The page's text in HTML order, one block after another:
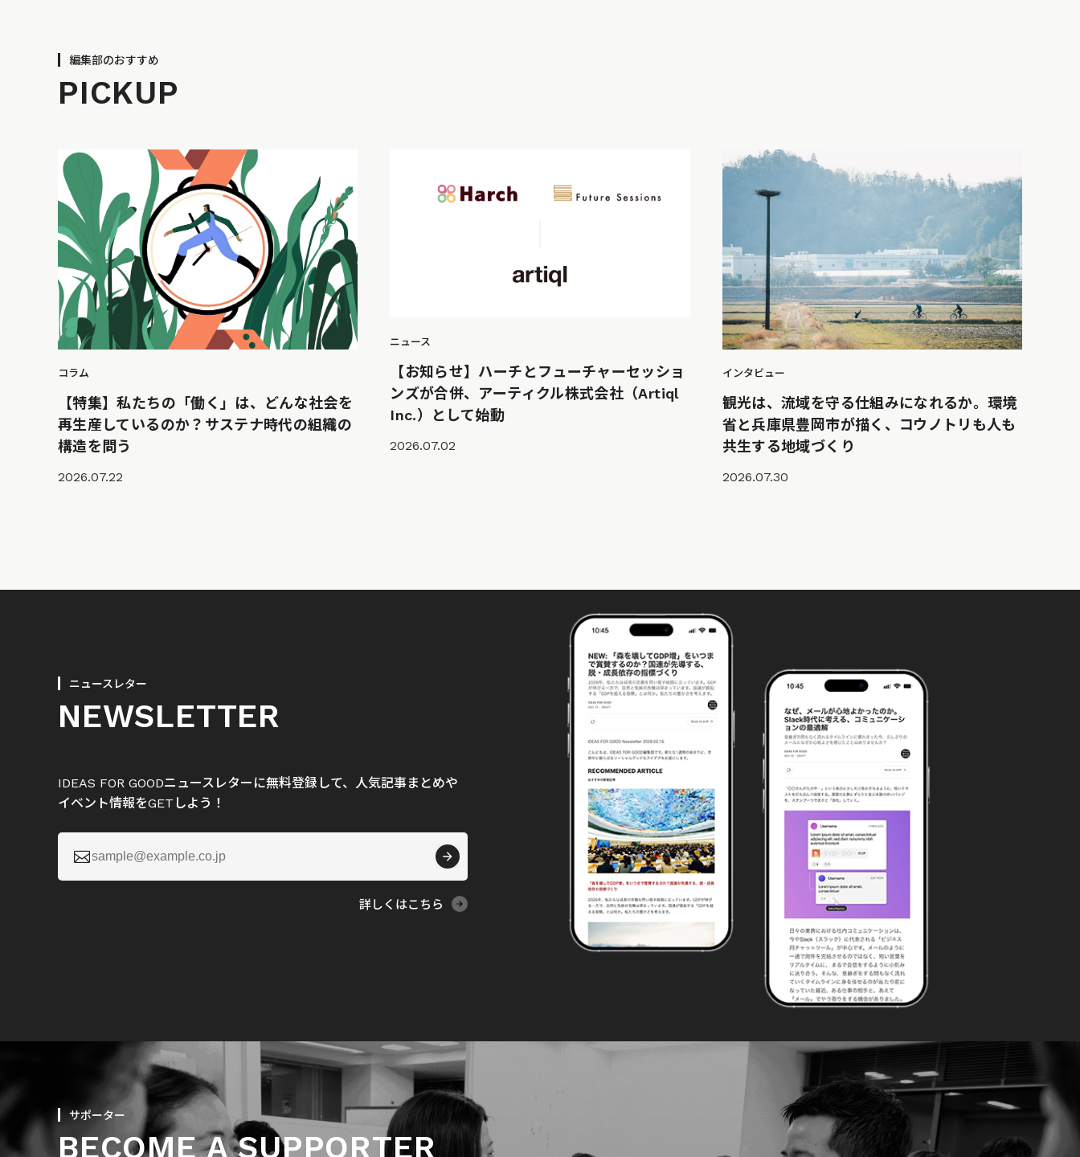
編集部のおすすめ
PICKUP
コラム
【特集】私たちの「働く」は、どんな社会を
再生産しているのか？サステナ時代の組織の
構造を問う
2026.07.22
ニュース
【お知らせ】ハーチとフューチャーセッショ
ンズが合併、アーティクル株式会社（Artiql
Inc.）として始動
2026.07.02
インタビュー
観光は、流域を守る仕組みになれるか。環境
省と兵庫県豊岡市が描く、コウノトリも人も
共生する地域づくり
2026.07.30
ニュースレター
NEWSLETTER
IDEAS FOR GOODニュースレターに無料登録して、人気記事まとめや
イベント情報をGETしよう！

詳しくはこちら
サポーター
BECOME A SUPPORTER